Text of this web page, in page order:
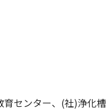
センター、(社)浄化槽